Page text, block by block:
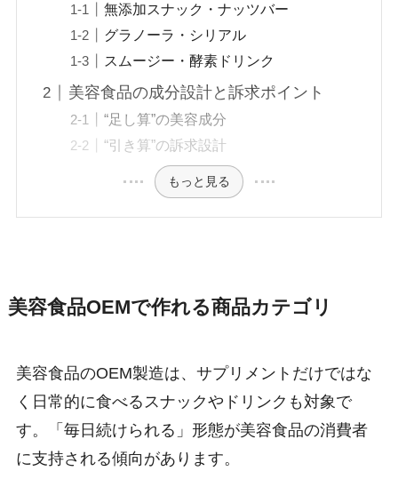
無添加スナック・ナッツバー
グラノーラ・シリアル
スムージー・酵素ドリンク
美容食品の成分設計と訴求ポイント
“足し算”の美容成分
“引き算”の訴求設計
もっと見る
美容食品OEMで作れる商品カテゴリ
美容食品のOEM製造は、サプリメントだけではな
く日常的に食べるスナックやドリンクも対象で
す。「毎日続けられる」形態が美容食品の消費者
に支持される傾向があります。